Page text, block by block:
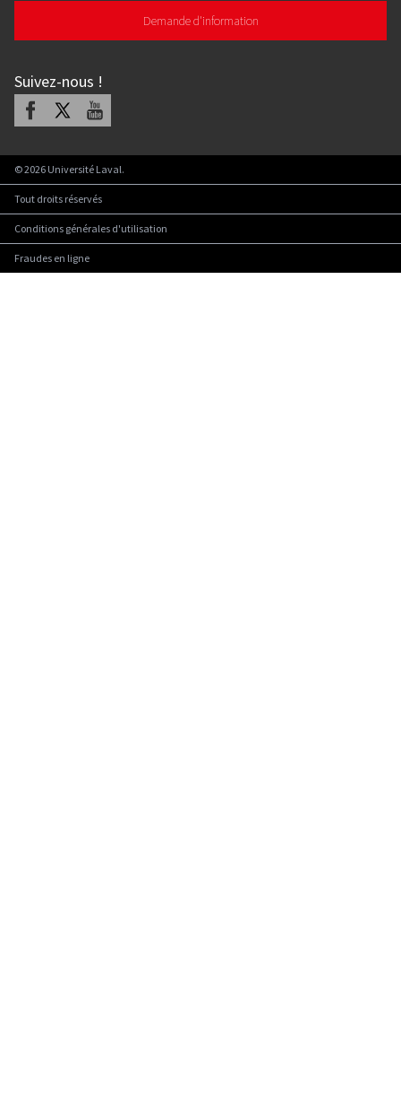
Demande d'information
Suivez-nous !
Facebook Youtube
©2026 Université Laval.
Tout droits réservés
Conditions générales d'utilisation
Fraudes en ligne